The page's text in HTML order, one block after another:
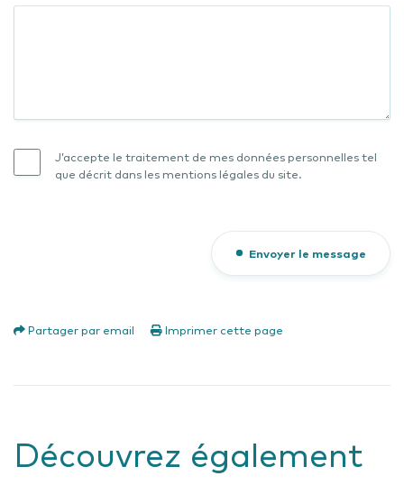
J’accepte le traitement de mes données personnelles tel
que décrit dans les mentions légales du site.
Envoyer le message
Partager par email Imprimer cette page
Découvrez également